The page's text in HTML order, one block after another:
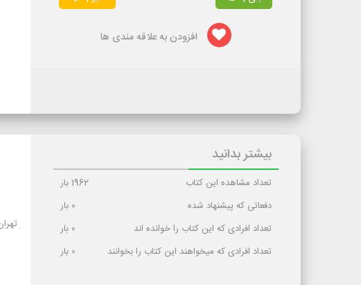
افزودن به علاقه مندی ها
بیشتر بدانید
تعداد مشاهده این کتاب 1962بار
دفعاتی که پیشنهاد شده
0 بار
تعداد افرادی که این کتاب را خوانده اند
0 بار
تعداد افرادی که میخواهند این کتاب را بخوانند
0 بار